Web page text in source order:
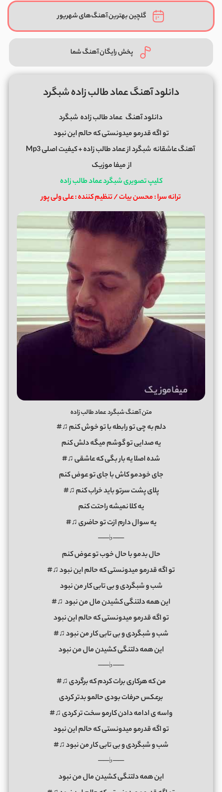
گلچین بهترین آهنگ‌های شهریور
پخش رایگان آهنگ شما
دانلود آهنگ عماد طالب زاده شبگرد
دانلود آهنگ عماد طالب زاده شبگرد
تو اگه قدرمو میدونستی که حالم این نبود
آهنگ عاشقانه شبگردازعماد طالب زاده
+ کیفیت اصلی Mp3
ازمیفا موزیک
کلیپ تصویری شبگرد عماد طالب زاده
ترانه سرا : محسن بیات / تنظیم کننده : علی ولی پور
متن آهنگ شبگرد عماد طالب زاده
دلم به چی تو رابطه با تو خوش کنم ♫#
یه صدایی تو گوشم میگه دلش کنم
شده اصلا یه بار بگی که عاشقی ♫#
جای خودمو کاش با جای تو عوض کنم
پلای پشت سرتو باید خراب کنم ♫#
یه کلا نمیشه راحتت کنم
یه سوال دارم ازت تو حاضری ♫#
──♭──
حال بدمو با حال خوب تو عوض کنم
تو اگه قدرمو میدونستی که حالم این نبود ♫#
شب و شبگردی و بی تابی کار من نبود
این همه دلتنگی کشیدن مال من نبود ♫#
تو اگه قدرمو میدونستی که حالم این نبود
شب و شبگردی و بی تابی کار من نبود ♫#
این همه دلتنگی کشیدن مال من نبود
──♭──
من که هرکاری برات کردم که برگردی ♫#
برعکس حرفات بودی حالمو بدتر کردی
واسه ی ادامه دادن کارمو سخت تر کردی ♫#
تو اگه قدرمو میدونستی که حالم این نبود
شب و شبگردی و بی تابی کار من نبود ♫#
──♭──
این همه دلتنگی کشیدن مال من نبود